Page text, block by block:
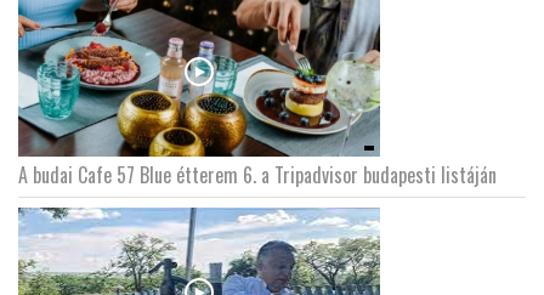
A budai Cafe 57 Blue étterem 6. a Tripadvisor budapesti listáján